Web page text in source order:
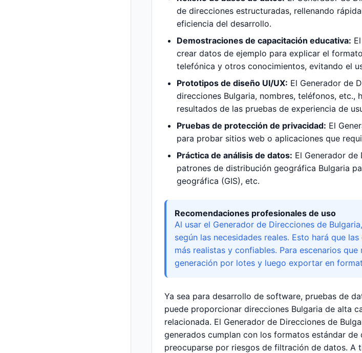
de direcciones estructuradas, rellenando
eficiencia del desarrollo.
Demostraciones de capacitación educativa:
crear datos de ejemplo para explicar el
telefónica y otros conocimientos, evitando el
Prototipos de diseño UI/UX: El Generador de
direcciones Bulgaria, nombres, teléfonos,
resultados de las pruebas de experiencia de
Pruebas de protección de privacidad: El
para probar sitios web o aplicaciones que
Práctica de análisis de datos: El Generador
patrones de distribución geográfica Bulgaria
geográfica (GIS), etc.
Recomendaciones profesionales de uso
Al usar el Generador de Direcciones de
según las necesidades reales. Esto hará que
más realistas y confiables. Para escenarios
generación por lotes y luego exportar en
Ya sea para desarrollo de software, pruebas de
puede proporcionar direcciones Bulgaria de alta
relacionada. El Generador de Direcciones de
generados cumplan con los formatos estándar
preocuparse por riesgos de filtración de datos. A